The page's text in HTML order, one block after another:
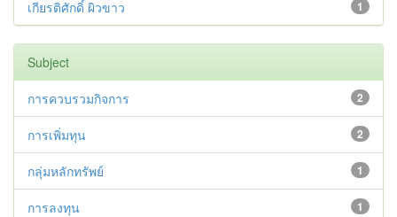
1
เกียรติศักดิ์ ผิวขาว
Subject
2
การควบรวมกิจการ
2
การเพิ่มทุน
1
กลุ่มหลักทรัพย์
1
การลงทุน